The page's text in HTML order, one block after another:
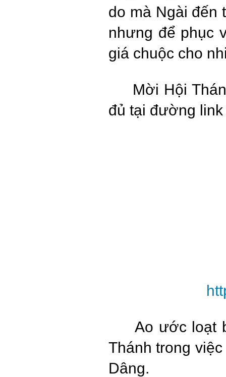
do mà Ngài đến
nhưng để phục
giá chuộc cho
Mời Hội
đủ tại đường
Ao ước loạt
Thánh trong
Dâng.